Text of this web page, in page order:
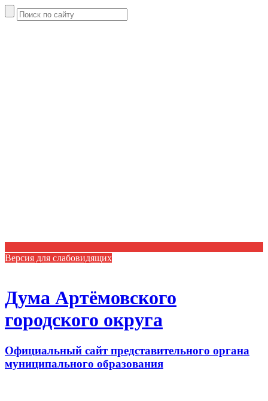
Версия для слабовидящих
Дума Артёмовского
городского округа
Официальный сайт представительного органа
муниципального образования